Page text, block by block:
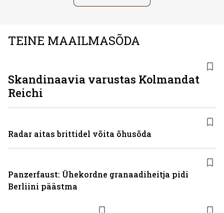
TEINE MAAILMASÕDA
Skandinaavia varustas Kolmandat
Reichi
Radar aitas brittidel võita õhusõda
Panzerfaust: Ühekordne granaadiheitja pidi
Berliini päästma